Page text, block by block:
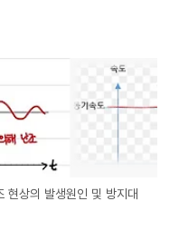
현상의 발생원인 및 방지대